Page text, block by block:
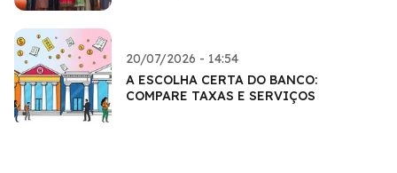
20/07/2026 - 14:54
A ESCOLHA CERTA DO BANCO:
COMPARE TAXAS E SERVIÇOS